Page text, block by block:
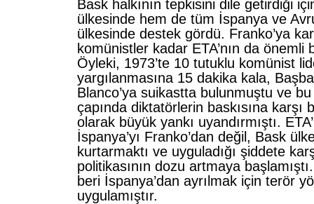
Bask halkının tepkisini dile getirdiği
ülkesinde hem de tüm İspanya ve
ülkesinde destek gördü. Franko’ya
komünistler kadar ETA’nın da önemli
Öyleki, 1973’te 10 tutuklu komünist
yargılanmasına 15 dakika kala,
Blanco’ya suikastta bulunmuştu ve
çapında diktatörlerin baskısına karşı
olarak büyük yankı uyandırmıştı.
İspanya’yı Franko’dan değil, Bask
kurtarmaktı ve uyguladığı şiddete
politikasının dozu artmaya
beri İspanya’dan ayrılmak için terör
uygulamıştır.